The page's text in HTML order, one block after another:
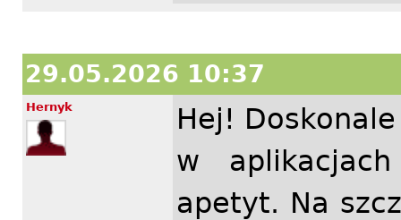
29.05.2026 10:37
Hernyk
Hej!
w
apetyt. Na